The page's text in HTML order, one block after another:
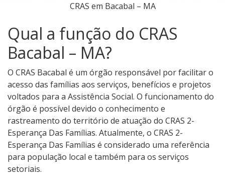
CRAS em Bacabal – MA
Qual a função do CRAS
Bacabal – MA?
O CRAS Bacabal é um órgão responsável por facilitar o
acesso das famílias aos serviços, benefícios e projetos
voltados para a Assistência Social. O funcionamento do
órgão é possível devido o conhecimento e
rastreamento do território de atuação do CRAS 2-
Esperança Das Famílias. Atualmente, o CRAS 2-
Esperança Das Famílias é considerado uma referência
para população local e também para os serviços
setoriais.